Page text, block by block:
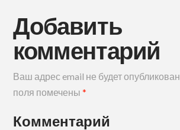
Добавить
комментарий
Ваш адрес email не будет опубликован.
поля помечены*
Комментарий